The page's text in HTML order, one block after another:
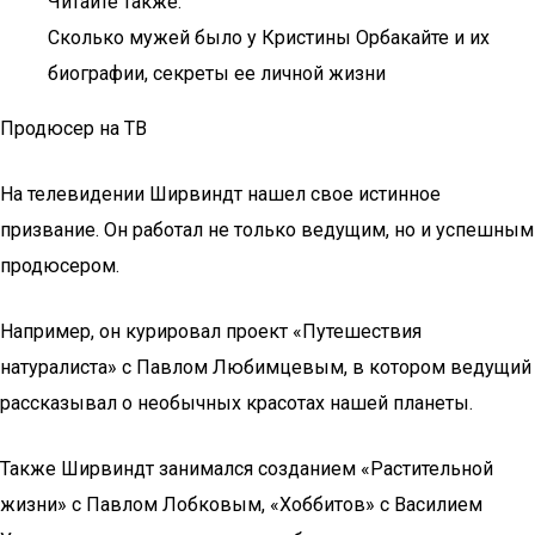
Сколько мужей было у Кристины Орбакайте и их
биографии, секреты ее личной жизни
Продюсер на ТВ
На телевидении Ширвиндт нашел свое истинное
призвание. Он работал не только ведущим, но и успешным
продюсером.
Например, он курировал проект «Путешествия
натуралиста» с Павлом Любимцевым, в котором ведущий
рассказывал о необычных красотах нашей планеты.
Также Ширвиндт занимался созданием «Растительной
жизни» с Павлом Лобковым, «Хоббитов» с Василием